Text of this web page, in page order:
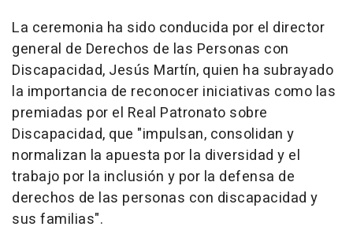
La ceremonia ha sido conducida por el director
general de Derechos de las Personas con
Discapacidad, Jesús Martín, quien ha subrayado
la importancia de reconocer iniciativas como las
premiadas por el Real Patronato sobre
Discapacidad, que "impulsan, consolidan y
normalizan la apuesta por la diversidad y el
trabajo por la inclusión y por la defensa de
derechos de las personas con discapacidad y
sus familias".